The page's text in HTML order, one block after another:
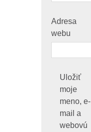
Adresa
webu
Uložiť
moje
meno, e-
mail a
webovú